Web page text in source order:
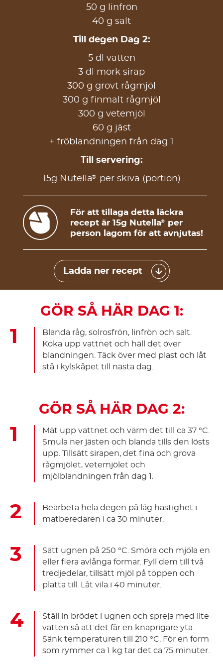
50 g linfrön
40 g salt
Till degen Dag 2:
5 dl vatten
3 dl mörk sirap
300 g grovt rågmjöl
300 g finmalt rågmjöl
300 g vetemjöl
60 g jäst
+ fröblandningen från dag 1
Till servering:
15g Nutella® per skiva (portion)
För att tillaga detta läckra
recept är 15g Nutella®
per
person lagom för att avnjutas!
Ladda ner recept
GÖR SÅ HÄR DAG 1:
Blanda råg, solrosfrön, linfrön och salt.
Koka upp vattnet och häll det över
blandningen. Täck över med plast och låt
stå i kylskåpet till nästa dag.
GÖR SÅ HÄR DAG 2:
Mät upp vattnet och värm det till ca 37 °C.
Smula ner jästen och blanda tills den lösts
upp. Tillsätt sirapen, det fina och grova
rågmjölet, vetemjölet och
mjölblandningen från dag 1.
Bearbeta hela degen på låg hastighet i
matberedaren i ca 30 minuter.
Sätt ugnen på 250 °C. Smöra och mjöla en
eller flera avlånga formar. Fyll dem till två
tredjedelar, tillsätt mjöl på toppen och
platta till. Låt vila i 40 minuter.
Ställ in brödet i ugnen och spreja med lite
vatten så att det får en knaprigare yta.
Sänk temperaturen till 210 °C. För en form
som rymmer ca 1 kg tar det ca 75 minuter.